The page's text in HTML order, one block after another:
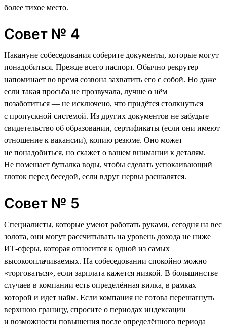
более тихое место.
Совет № 4
Накануне собеседования соберите документы, которые могут
понадобиться. Прежде всего паспорт. Обычно рекрутер
напоминает во время созвона захватить его с собой. Но даже
если такая просьба не прозвучала, лучше о нём
позаботиться — не исключено, что придётся столкнуться
с пропускной системой. Из других документов не забудьте
свидетельство об образовании, сертификаты (если они имеют
отношение к вакансии), копию резюме. Оно может
не понадобиться, но скажет о вашем внимании к деталям.
Не помешает бутылка воды, чтобы сделать успокаивающий
глоток перед беседой, если вдруг нервы расшалятся.
Совет № 5
Специалисты, которые умеют работать руками, сегодня на вес
золота, они могут рассчитывать на уровень дохода не ниже
ИТ-сферы, которая относится к одной из самых
высокооплачиваемых. На собеседовании спокойно можно
«торговаться», если зарплата кажется низкой. В большинстве
случаев в компании есть определённая вилка, в рамках
которой и идет найм. Если компания не готова перешагнуть
верхнюю границу, спросите о периодах индексации
и возможности повышения после определённого периода